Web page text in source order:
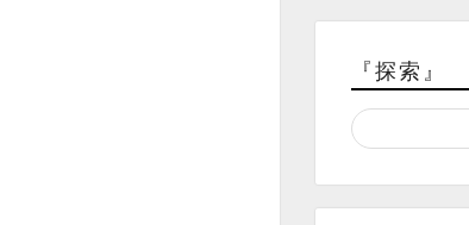
『探索』